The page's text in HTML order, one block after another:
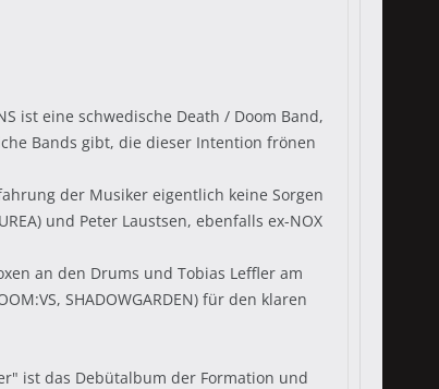
ist eine schwedische Death / Doom Band,
Bands gibt, die dieser Intention frönen
der Musiker eigentlich keine Sorgen
und Peter Laustsen, ebenfalls ex-NOX
an den Drums und Tobias Leffler am
SHADOWGARDEN) für den klaren
ist das Debütalbum der Formation und